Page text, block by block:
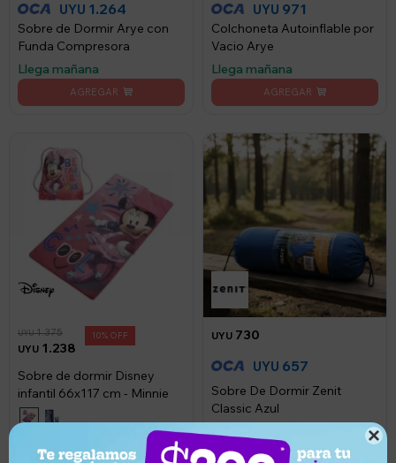

UYU 1.264
Sobre de Dormir Arye con
Funda Compresora
Llega mañana
UYU 971
Colchoneta Autoinflable por
Vacio Arye
Llega mañana
UYU 1.238
UYU1.375 10
Sobre de dormir Disney
infantil 66x117 cm - Minnie
Llega mañana
UYU 730
UYU 657
Sobre De Dormir Zenit
Classic Azul
Llega mañana